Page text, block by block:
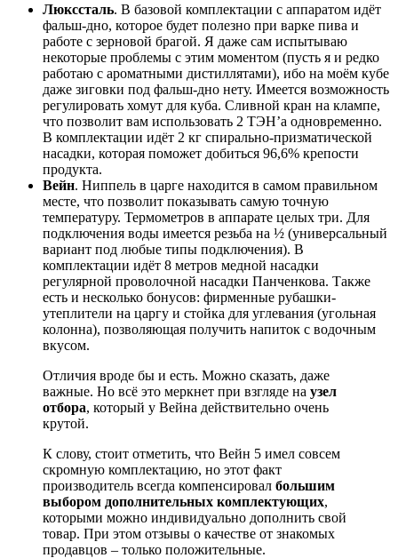
Люкссталь. В базовой комплектации с аппаратом идёт
фальш-дно, которое будет полезно при варке пива и
работе с зерновой брагой. Я даже сам испытываю
некоторые проблемы с этим моментом (пусть я и редко
работаю с ароматными дистиллятами), ибо на моём кубе
даже зиговки под фальш-дно нету. Имеется возможность
регулировать хомут для куба. Сливной кран на клампе,
что позволит вам использовать 2 ТЭН’а одновременно.
В комплектации идёт 2 кг спирально-призматической
насадки, которая поможет добиться 96,6% крепости
продукта.
Вейн. Ниппель в царге находится в самом правильном
месте, что позволит показывать самую точную
температуру. Термометров в аппарате целых три. Для
подключения воды имеется резьба на ½ (универсальный
вариант под любые типы подключения). В
комплектации идёт 8 метров медной насадки
регулярной проволочной насадки Панченкова. Также
есть и несколько бонусов: фирменные рубашки-
утеплители на царгу и стойка для углевания (угольная
колонна), позволяющая получить напиток с водочным
вкусом.
Отличия вроде бы и есть. Можно сказать, даже
важные. Но всё это меркнет при взгляде на узел
отбора, который у Вейна действительно очень
крутой.
К слову, стоит отметить, что Вейн 5 имел совсем
скромную комплектацию, но этот факт
производитель всегда компенсировал большим
выбором дополнительных комплектующих,
которыми можно индивидуально дополнить свой
товар. При этом отзывы о качестве от знакомых
продавцов – только положительные.